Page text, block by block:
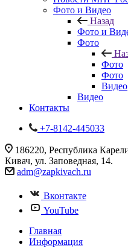
Фото и Видео
Назад
Фото и
Фото
Фото
Фото
Видео
Видео
Контакты
+7-8142-445033
186220, Республика
Кивач, ул. Заповедная, 14.
adm@zapkivach.ru
Вконтакте
YouTube
Главная
Информация